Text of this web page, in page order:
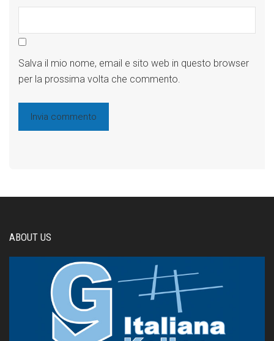
Salva il mio nome, email e sito web in questo browser
per la prossima volta che commento.
ABOUT US